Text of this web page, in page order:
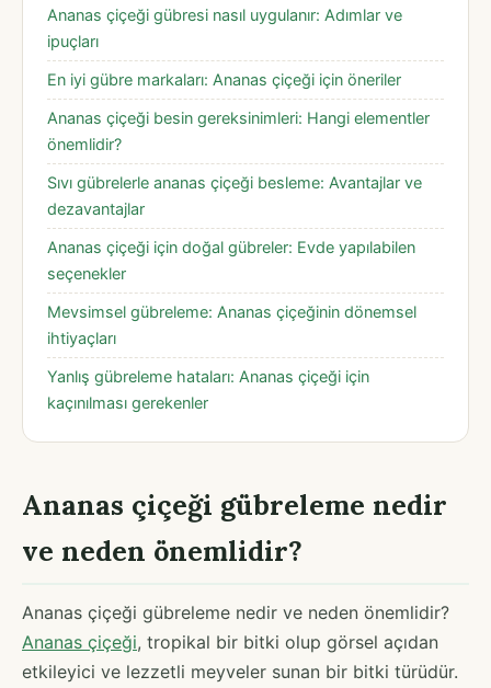
Ananas çiçeği gübresi nasıl uygulanır: Adımlar ve
ipuçları
En iyi gübre markaları: Ananas çiçeği için öneriler
Ananas çiçeği besin gereksinimleri: Hangi elementler
önemlidir?
Sıvı gübrelerle ananas çiçeği besleme: Avantajlar ve
dezavantajlar
Ananas çiçeği için doğal gübreler: Evde yapılabilen
seçenekler
Mevsimsel gübreleme: Ananas çiçeğinin dönemsel
ihtiyaçları
Yanlış gübreleme hataları: Ananas çiçeği için
kaçınılması gerekenler
Ananas çiçeği gübreleme nedir
ve neden önemlidir?
Ananas çiçeği gübreleme nedir ve neden önemlidir?
Ananas çiçeği, tropikal bir bitki olup görsel açıdan
etkileyici ve lezzetli meyveler sunan bir bitki türüdür.